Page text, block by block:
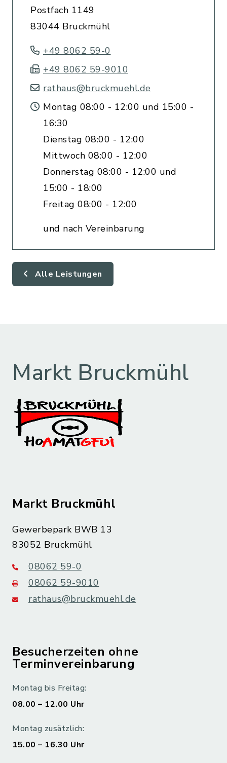
Postfach 1149
83044 Bruckmühl
+49 8062 59-0
+49 8062 59-9010
rathaus@bruckmuehl.de
Montag 08:00 - 12:00 und 15:00 -
16:30
Dienstag 08:00 - 12:00
Mittwoch 08:00 - 12:00
Donnerstag 08:00 - 12:00 und
15:00 - 18:00
Freitag 08:00 - 12:00
und nach Vereinbarung
Alle Leistungen
Markt Bruckmühl
Markt Bruckmühl
Gewerbepark BWB 13
83052 Bruckmühl
08062 59-0
08062 59-9010
rathaus@bruckmuehl.de
Besucherzeiten ohne
Terminvereinbarung
Montag bis Freitag:
08.00 – 12.00 Uhr
Montag zusätzlich:
15.00 – 16.30 Uhr